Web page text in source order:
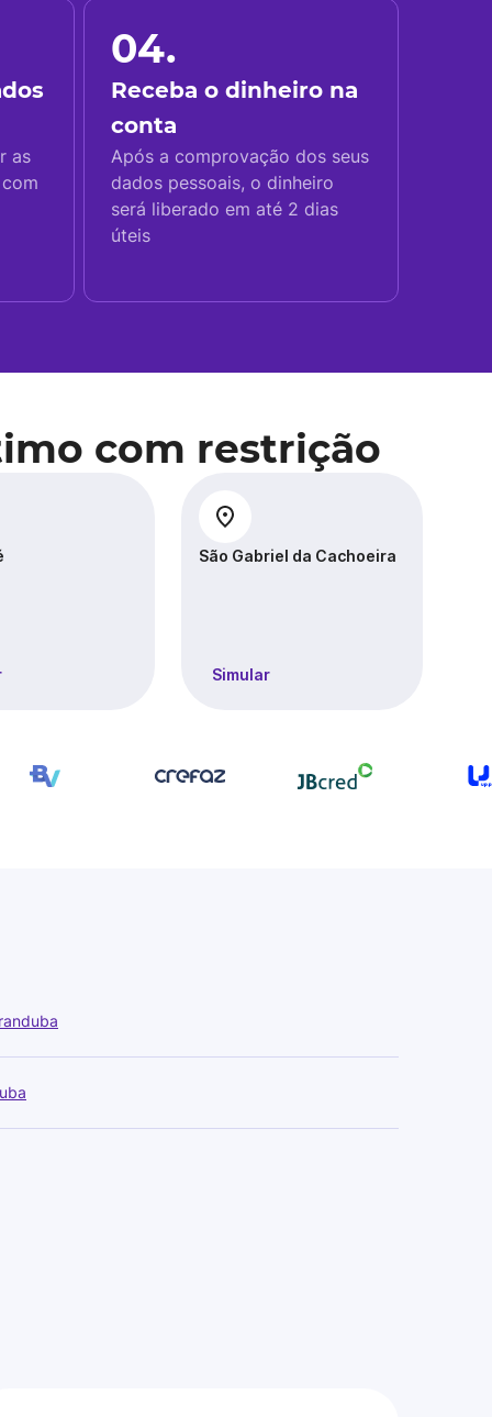
as
04.
Receba o dinheiro na
conta
Após a comprovação dos seus
dados pessoais, o dinheiro
será liberado em até 2 dias
úteis
com restrição
São Gabriel da Cachoeira
Simular